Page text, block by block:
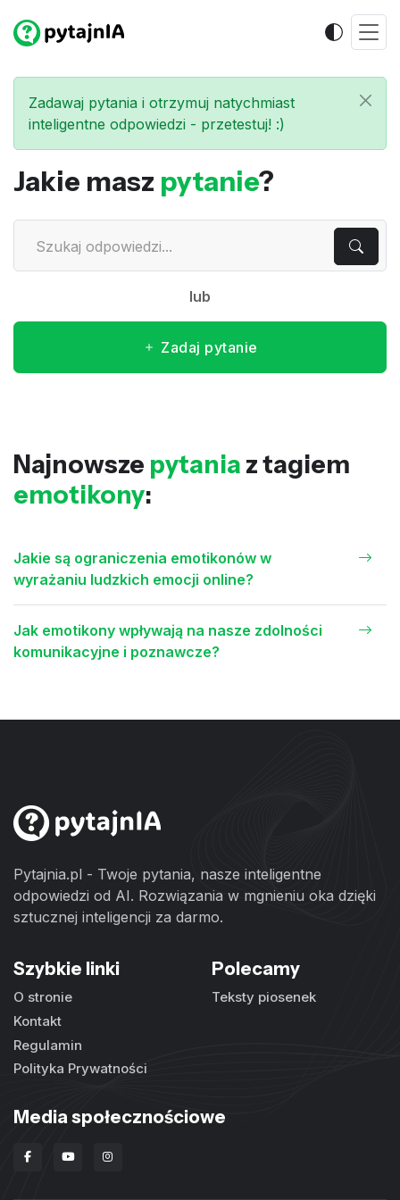
Zadawaj pytania i otrzymuj natychmiast
inteligentne odpowiedzi - przetestuj! :)
Jakie masz pytanie?
lub
Zadaj pytanie
Najnowsze pytania z tagiem
emotikony:
Jakie są ograniczenia emotikonów w
wyrażaniu ludzkich emocji online?
Jak emotikony wpływają na nasze zdolności
komunikacyjne i poznawcze?
Pytajnia.pl - Twoje pytania, nasze inteligentne
odpowiedzi od AI. Rozwiązania w mgnieniu oka dzięki
sztucznej inteligencji za darmo.
Szybkie linki
O stronie
Kontakt
Regulamin
Polityka Prywatności
Polecamy
Teksty piosenek
Media społecznościowe